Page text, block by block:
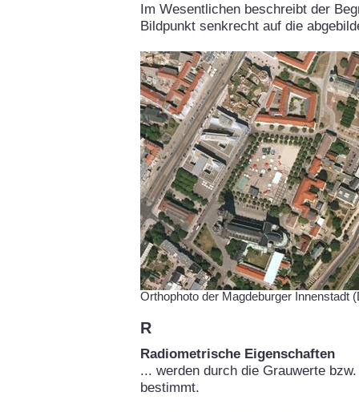
Im Wesentlichen beschreibt der
Bildpunkt senkrecht auf die
Orthophoto der Magdeburger Innenstadt
R
Radiometrische Eigenschaften
... werden durch die Grauwerte
bestimmt.